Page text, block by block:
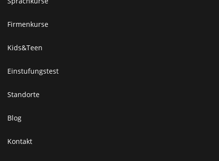
Firmenkurse
Kids&Teen
Einstufungstest
Standorte
Blog
Kontakt